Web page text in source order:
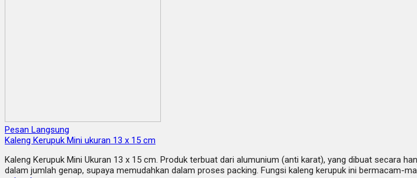
Pesan Langsung
Kaleng Kerupuk Mini ukuran 13 x 15 cm
Kaleng Kerupuk Mini Ukuran 13 x 15 cm. Produk terbuat dari alumunium (anti karat), yang dibuat secara
dalam jumlah genap, supaya memudahkan dalam proses packing. Fungsi kaleng kerupuk ini bermacam-